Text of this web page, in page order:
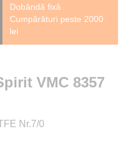
Dobândă fixă
Cumpărături peste 2000
lei
VMC 8357
Nr.7/0